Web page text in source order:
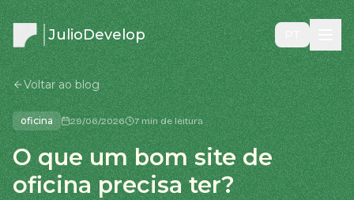
JulioDevelop
Voltar ao blog
oficina 29/06/2026 7 min de leitura
O que um bom site de
oficina precisa ter?